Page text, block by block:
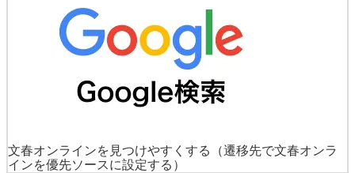
文春オンラインを見つけやすくする
（遷移先で文春オンラ
インを優先ソースに設定する）